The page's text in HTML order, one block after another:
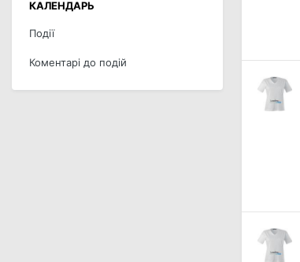
КАЛЕНДАРЬ
Події
Коментарі до подій